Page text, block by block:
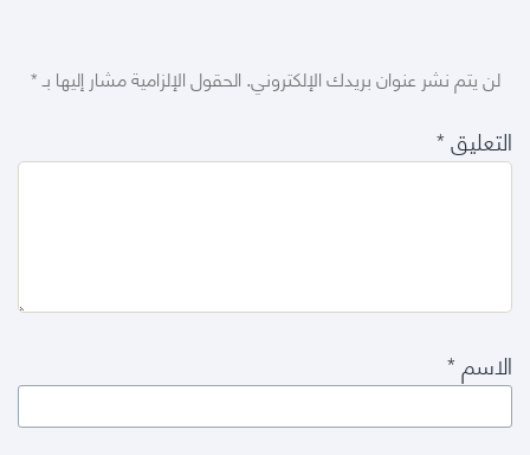
لن يتم نشر عنوان بريدك الإلكتروني.الحقول الإلزامية مشار إليها بـ*
التعليق*
الاسم*